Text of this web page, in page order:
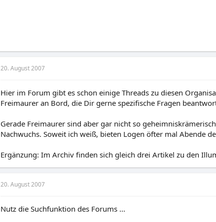
20. August 2007
Hier im Forum gibt es schon einige Threads zu diesen
Freimaurer an Bord, die Dir gerne spezifische Fragen
Gerade Freimaurer sind aber gar nicht so
Nachwuchs. Soweit ich weiß, bieten Logen öfter mal Abende
Ergänzung: Im Archiv finden sich gleich drei Artikel zu den
20. August 2007
Nutz die Suchfunktion des Forums ...